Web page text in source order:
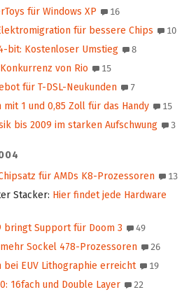
für Windows XP 16
für bessere Chips 10
bit: Kostenloser Umstieg 8
von Rio 15
für T-DSL-Neukunden 7
1 und 0,85 Zoll für das Handy 15
bis 2009 im starken Aufschwung 3
für AMDs K8-Prozessoren 13
Stacker: Hier findet jede Hardware
bringt Support für Doom 3 49
Sockel 478-Prozessoren 26
bei EUV Lithographie erreicht 19
16fach und Double Layer 22